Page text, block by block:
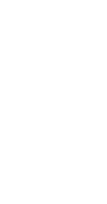
Output (watts) 15 21